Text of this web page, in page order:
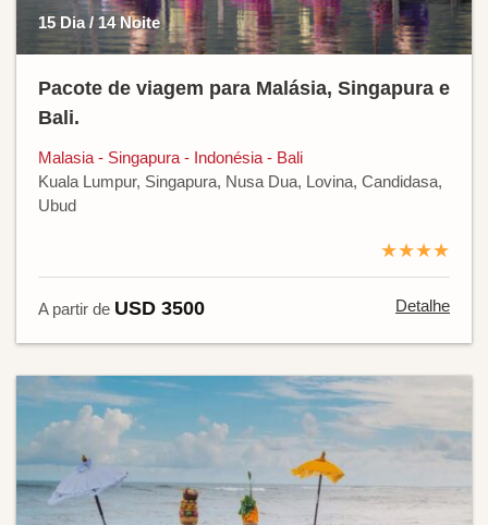
15 Dia / 14 Noite
Pacote de viagem para Malásia, Singapura e
Bali.
Malasia - Singapura - Indonésia - Bali
Kuala Lumpur, Singapura, Nusa Dua, Lovina, Candidasa,
Ubud
★★★★
A partir de USD 3500 Detalhe